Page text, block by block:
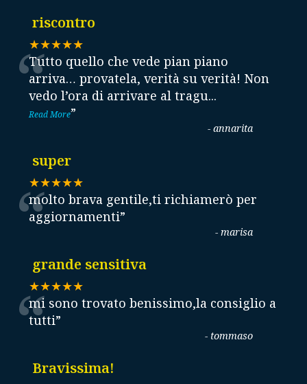
riscontro
★★★★★
“
Tutto quello che vede pian piano
arriva… provatela, verità su verità! Non
vedo l’ora di arrivare al tragu...
Read More”
-annarita
super
★★★★★
“
molto brava gentile,ti richiamerò per
aggiornamenti”
-marisa
grande sensitiva
★★★★★
“
mi sono trovato benissimo,la consiglio a
tutti”
- tommaso
Bravissima!